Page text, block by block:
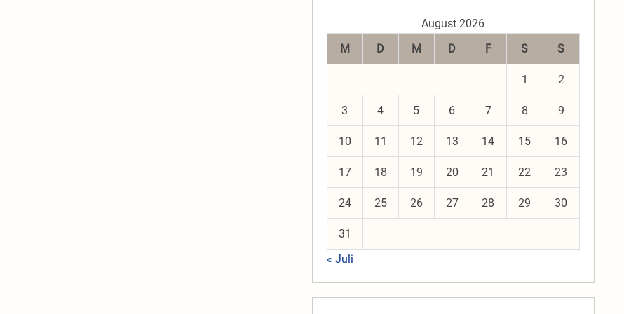
August 2026
M
D M D F S S
1 2
3 4 5 6 7 8 9
10 11 12 13 14 15 16
17 18 19 20 21 22 23
24 25 26 27 28 29 30
31
« Juli